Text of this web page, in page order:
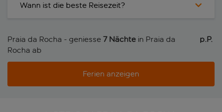
Wann ist die beste Reisezeit?
Praia da Rocha - geniesse 7 Nächte in Praia da
Rocha ab
p.P.
Ferien anzeigen